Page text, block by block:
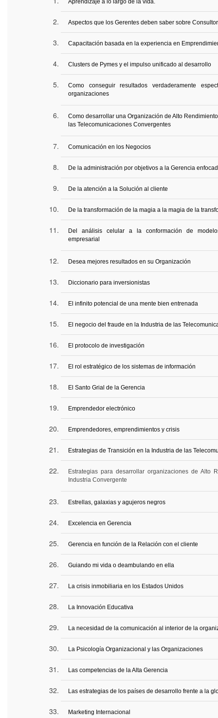
Aspectos que los Gerentes deben saber sobre
Capacitación basada en la experiencia en
Clusters de Pymes y el impulso unificado al desarrollo
Como conseguir resultados verdaderamente
organizaciones
Como desarrollar una Organización de Alto
las Telecomunicaciones Convergentes
Comunicación en los Negocios
De la administración por objetivos a la Gerencia
De la atención a la Solución al cliente
De la transformación de la magia a la magia de la
Del análisis celular a la conformación de
empresarial
Desea mejores resultados en su Organización
Diccionario para inversionistas
El infinito potencial de una mente bien entrenada
El negocio del fraude en la Industria de las
El protocolo de investigación
El rol estratégico de los sistemas de información
El Santo Grial de la Gerencia
Emprendedor electrónico
Emprendedores, emprendimientos y crisis
Estrategias de Transición en la Industria de las
Estrategias para desarrollar organizaciones de Alto
Industria Convergente
Estrellas, galaxias y agujeros negros
Excelencia en Gerencia
Gerencia en función de la Relación con el cliente
Guiando mi vida o deambulando en ella
La crisis inmobiliaria en los Estados Unidos
La Innovación Educativa
La necesidad de la comunicación al interior de la
La Psicología Organizacional y las Organizaciones
Las competencias de la Alta Gerencia
Las estrategias de los países de desarrollo frente a la
Marketing Internacional